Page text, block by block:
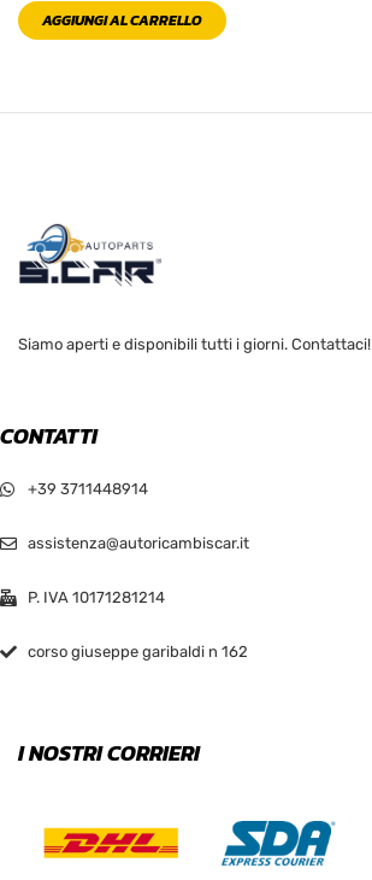
AGGIUNGI AL CARRELLO
Siamo aperti e disponibili tutti i giorni. Contattaci!
CONTATTI
+39 3711448914
assistenza@autoricambiscar.it
P. IVA 10171281214
corso giuseppe garibaldi n 162
I NOSTRI CORRIERI